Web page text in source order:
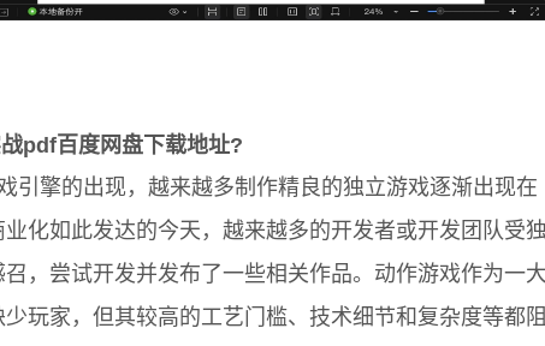
pdf百度网盘下载地址?
引擎的出现，越来越多制作精良的独立游戏逐渐出现在
化如此发达的今天，越来越多的开发者或开发团队受独
，尝试开发并发布了一些相关作品。动作游戏作为一大
玩家，但其较高的工艺门槛、技术细节和复杂度等都阻